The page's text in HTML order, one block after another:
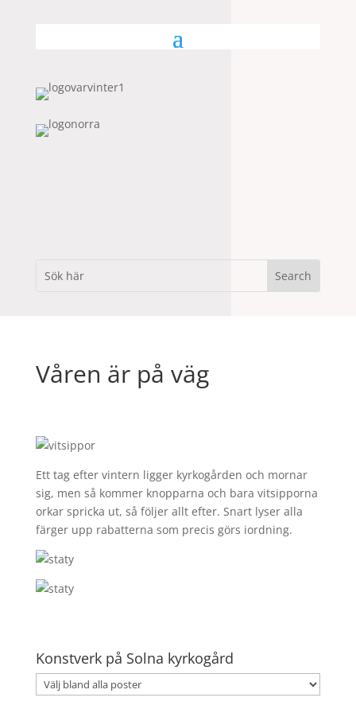
Våren är på väg
Ett tag efter vintern ligger kyrkogården och mornar
sig, men så kommer knopparna och bara vitsipporna
orkar spricka ut, så följer allt efter. Snart lyser alla
färger upp rabatterna som precis görs iordning.
Konstverk på Solna kyrkogård